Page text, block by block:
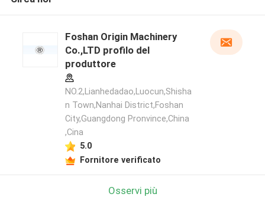
Foshan Origin Machinery
Co.,LTD profilo del
produttore
NO.2,Lianhedadao,Luocun,Shisha
n Town,Nanhai District,Foshan
City,Guangdong Pronvince,China
,Cina
5.0
Fornitore verificato
Osservi più